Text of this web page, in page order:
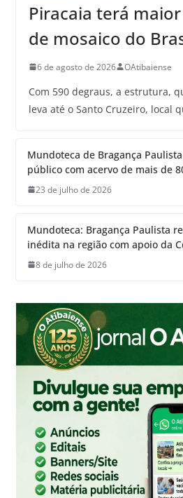
Piracaia terá
de mosaico do
6 de agosto de 2026 OAtibaiense
Com 590 degraus, a estrutura,
leva até o Santo Cruzeiro, local
Mundoteca de Bragança
público com acervo de mais de
23 de julho de 2026
Mundoteca: Bragança Paulista
inédita na região com apoio da
8 de julho de 2026